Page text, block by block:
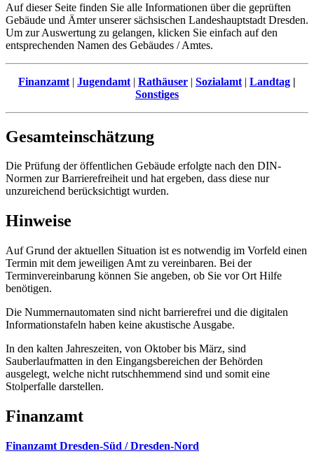
Auf dieser Seite finden Sie alle Informationen über die geprüften
Gebäude und Ämter unserer sächsischen Landeshauptstadt Dresden.
Um zur Auswertung zu gelangen, klicken Sie einfach auf den
entsprechenden Namen des Gebäudes / Amtes.
Finanzamt | Jugendamt | Rathäuser | Sozialamt | Landtag |
Sonstiges
Gesamteinschätzung
Die Prüfung der öffentlichen Gebäude erfolgte nach den DIN-
Normen zur Barrierefreiheit und hat ergeben, dass diese nur
unzureichend berücksichtigt wurden.
Hinweise
Auf Grund der aktuellen Situation ist es notwendig im Vorfeld einen
Termin mit dem jeweiligen Amt zu vereinbaren. Bei der
Terminvereinbarung können Sie angeben, ob Sie vor Ort Hilfe
benötigen.
Die Nummernautomaten sind nicht barrierefrei und die digitalen
Informationstafeln haben keine akustische Ausgabe.
In den kalten Jahreszeiten, von Oktober bis März, sind
Sauberlaufmatten in den Eingangsbereichen der Behörden
ausgelegt, welche nicht rutschhemmend sind und somit eine
Stolperfalle darstellen.
Finanzamt
Finanzamt Dresden-Süd / Dresden-Nord